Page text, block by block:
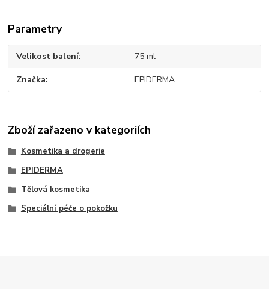
Parametry
Velikost balení 75 ml
Značka EPIDERMA
Zboží zařazeno v kategoriích
Kosmetika a drogerie
EPIDERMA
Tělová kosmetika
Speciální péče o pokožku